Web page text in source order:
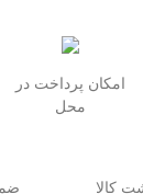
امکان پرداخت در
محل
کالا